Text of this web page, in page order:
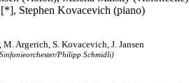
Stephen Kovacevich (piano)
Argerich, S. Kovacevich, J. Jansen
Philipp Schmidli)